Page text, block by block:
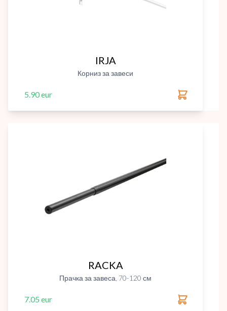
IRJA
Корниз за завеси
5.90 eur
RACKA
Прачка за завеса, 70-120 см
7.05 eur